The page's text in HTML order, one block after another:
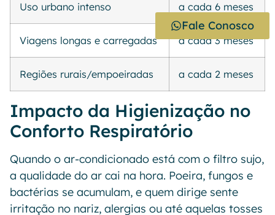
Uso urbano intenso a cada 6 meses
Viagens longas e carregadas a cada 3 meses
Regiões rurais/empoeiradas a cada 2 meses
Impacto da Higienização no
Conforto Respiratório
Quando o ar-condicionado está com o filtro sujo,
a qualidade do ar cai na hora. Poeira, fungos e
bactérias se acumulam, e quem dirige sente
irritação no nariz, alergias ou até aquelas tosses
Fale Conosco